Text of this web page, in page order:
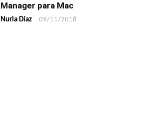
Manager para Mac
Nuria Díaz - 09/11/2018